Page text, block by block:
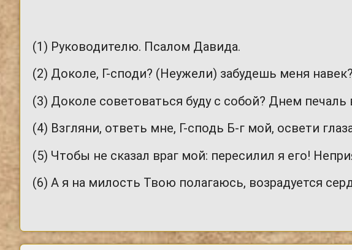
(1) Руководителю. Псалом Давида.
(2) Доколе, Г-споди? (Неужели) забудешь меня
(3) Доколе советоваться буду с собой? Днем
(4) Взгляни, ответь мне, Г-сподь Б-г мой, освети
(5) Чтобы не сказал враг мой: пересилил я его!
(6) А я на милость Твою полагаюсь, возрадуется